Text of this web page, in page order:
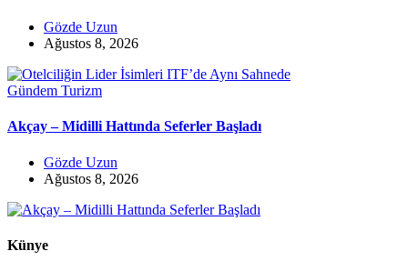
Gözde Uzun
Ağustos 8, 2026
Gündem Turizm
Akçay – Midilli Hattında Seferler Başladı
Gözde Uzun
Ağustos 8, 2026
Künye